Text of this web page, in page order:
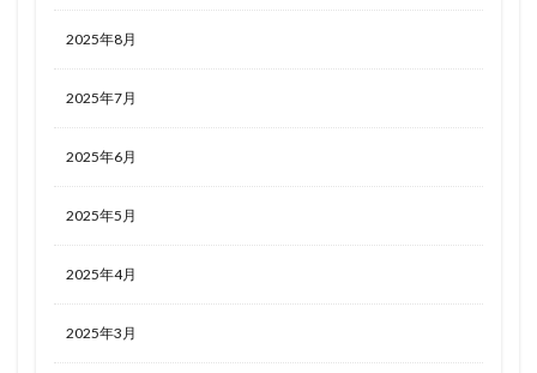
2025年8月
2025年7月
2025年6月
2025年5月
2025年4月
2025年3月